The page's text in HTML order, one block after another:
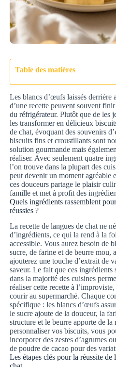
Table des matières
Les blancs d’œufs laissés derrière
d’une recette peuvent souvent
du réfrigérateur. Plutôt que de les
les transformer en délicieux
de chat, évoquant des souvenirs
biscuits fins et croustillants sont
solution gourmande mais
réaliser. Avec seulement quatre
l’on trouve dans la plupart des
peut devenir un moment agréable
ces douceurs partage le plaisir
famille et met à profit des
Quels ingrédients rassemblent
réussies ?
La recette de langues de chat ne
d’ingrédients, ce qui la rend à la
accessible. Vous aurez besoin de
sucre, de farine et de beurre mou,
ajouterez une touche d’extrait de
saveur. Le fait que ces ingrédients
dans la majorité des cuisines
réaliser cette recette à
courir au supermarché. Chaque
spécifique : les blancs d’œufs
le sucre ajoute de la douceur, la
structure et le beurre apporte de la
personnaliser vos biscuits, vous
incorporer des zestes d’agrumes
de poudre de cacao pour des
Les étapes clés pour la réussite de